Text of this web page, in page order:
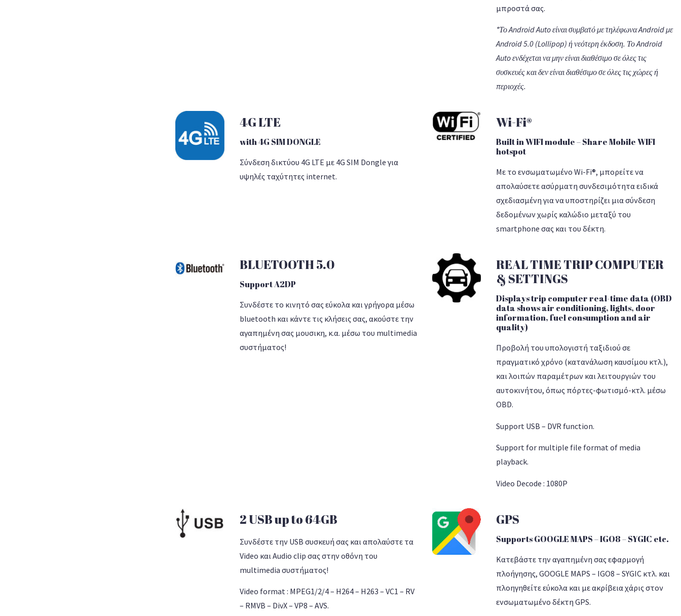
μπροστά σας.
*Το Android Auto είναι συμβατό με τηλέφωνα Android με
Android 5.0 (Lollipop) ή νεότερη έκδοση. Το Android
Auto ενδέχεται να μην είναι διαθέσιμο σε όλες τις
συσκευές και δεν είναι διαθέσιμο σε όλες τις χώρες ή
περιοχές.
4G LTE
with 4G SIM DONGLE
Σύνδεση δικτύου 4G LTE με 4G SIM Dongle για
υψηλές ταχύτητες internet.
Wi-Fi®
Built in WIFI module – Share Mobile WIFI
hotspot
Με το ενσωματωμένο Wi-Fi®, μπορείτε να
απολαύσετε ασύρματη συνδεσιμότητα ειδικά
σχεδιασμένη για να υποστηρίζει μια σύνδεση
δεδομένων χωρίς καλώδιο μεταξύ του
smartphone σας και του δέκτη.
BLUETOOTH 5.0
Support A2DP
Συνδέστε το κινητό σας εύκολα και γρήγορα μέσω
bluetooth και κάντε τις κλήσεις σας, ακούστε την
αγαπημένη σας μουσικη, κ.α. μέσω του multimedia
συστήματος!
REAL TIME TRIP COMPUTER
& SETTINGS
Displays trip computer real-time data (OBD
data shows air conditioning, lights, door
information, fuel consumption and air
quality)
Προβολή του υπολογιστή ταξιδιού σε
πραγματικό χρόνο (κατανάλωση καυσίμου κτλ.),
και λοιπών παραμέτρων και λειτουργιών του
αυτοκινήτου, όπως πόρτες-φωτισμό-κτλ. μέσω
OBD.
Support USB – DVR function.
Support for multiple file format of media
playback.
Video Decode : 1080P
2 USB up to 64GB
Συνδέστε την USB συσκευή σας και απολαύστε τα
Video και Audio clip σας στην οθόνη του
multimedia συστήματος!
Video format : MPEG1/2/4 – H264 – H263 – VC1 – RV
– RMVB – DivX – VP8 – AVS.
GPS
Supports GOOGLE MAPS – IGO8 – SYGIC etc.
Κατεβάστε την αγαπημένη σας εφαρμογή
πλοήγησης, GOOGLE MAPS – IGO8 – SYGIC κτλ. και
πλοηγηθείτε εύκολα και με ακρίβεια χάρις στον
ενσωματωμένο δέκτη GPS.